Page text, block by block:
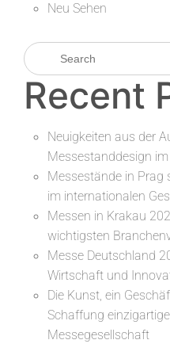
Neu Sehen
Recent
Neuigkeiten aus der
Messestanddesign
Messestände in Prag
im internationalen
Messen in Krakau
wichtigsten
Messe Deutschland
Wirtschaft und
Die Kunst, ein
Schaffung
Messegesellschaft